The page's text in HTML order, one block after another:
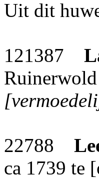
Uit dit
121387
22788
ca 1739 te